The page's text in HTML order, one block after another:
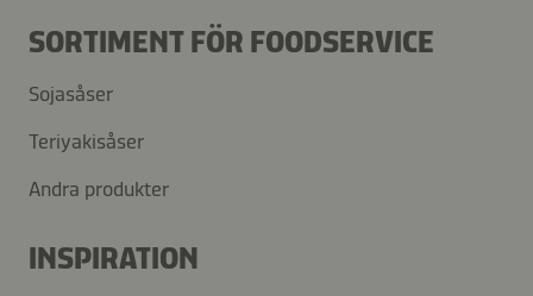
SORTIMENT FÖR FOODSERVICE
Sojasåser
Teriyakisåser
Andra produkter
INSPIRATION